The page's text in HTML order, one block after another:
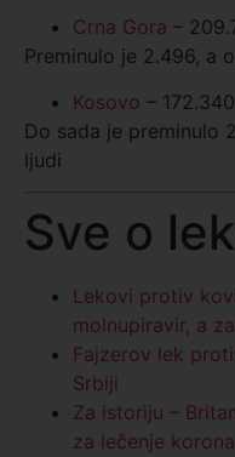
Crna Gora –
Preminulo je 2.496, a
Kosovo –
Do sada je preminulo
ljudi
Sve o
Lekovi protiv
molnupiravir, a
Fajzerov lek
Srbiji
Za istoriju –
za lečenje